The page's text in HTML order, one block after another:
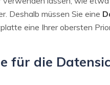
Deshalb müssen Sie eine
eine Ihrer obersten
für die